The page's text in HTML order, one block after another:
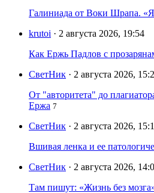
Галиниада от Воки Шрапа. «Я
krutoi · 2 августа 2026, 19:54
Как Ержь Падлов с
СветНик · 2 августа 2026,
От "авторитета" до
Ержа 7
СветНик · 2 августа 2026,
Вшивая ленка и ее
СветНик · 2 августа 2026,
Там пишут: «Жизнь без